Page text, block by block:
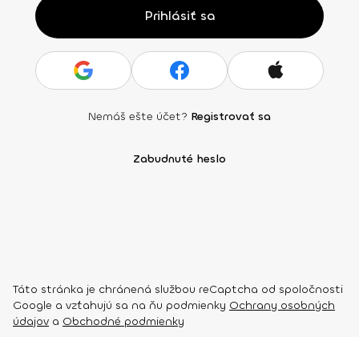
Prihlásiť sa
Nemáš ešte účet? Registrovať sa
Zabudnuté heslo
Táto stránka je chránená službou reCaptcha od spoločnosti
Google a vzťahujú sa na ňu podmienky Ochrany osobných
údajov a Obchodné podmienky